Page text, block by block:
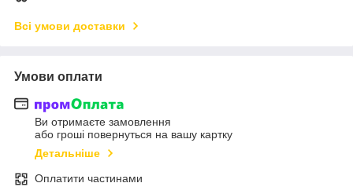
Всі умови доставки
Умови оплати
Ви отримаєте замовлення
або гроші повернуться на вашу картку
Детальніше
Оплатити частинами